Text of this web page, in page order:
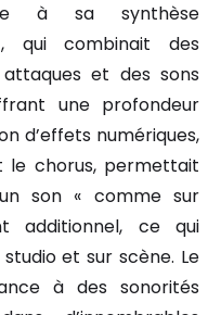
à sa synthèse
qui combinait des
et des sons
une profondeur
d’effets numériques,
chorus, permettait
son « comme sur
additionnel, ce qui
et sur scène. Le
à des sonorités